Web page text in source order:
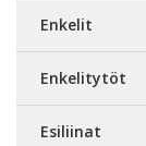
Enkelit
Enkelitytöt
Esiliinat